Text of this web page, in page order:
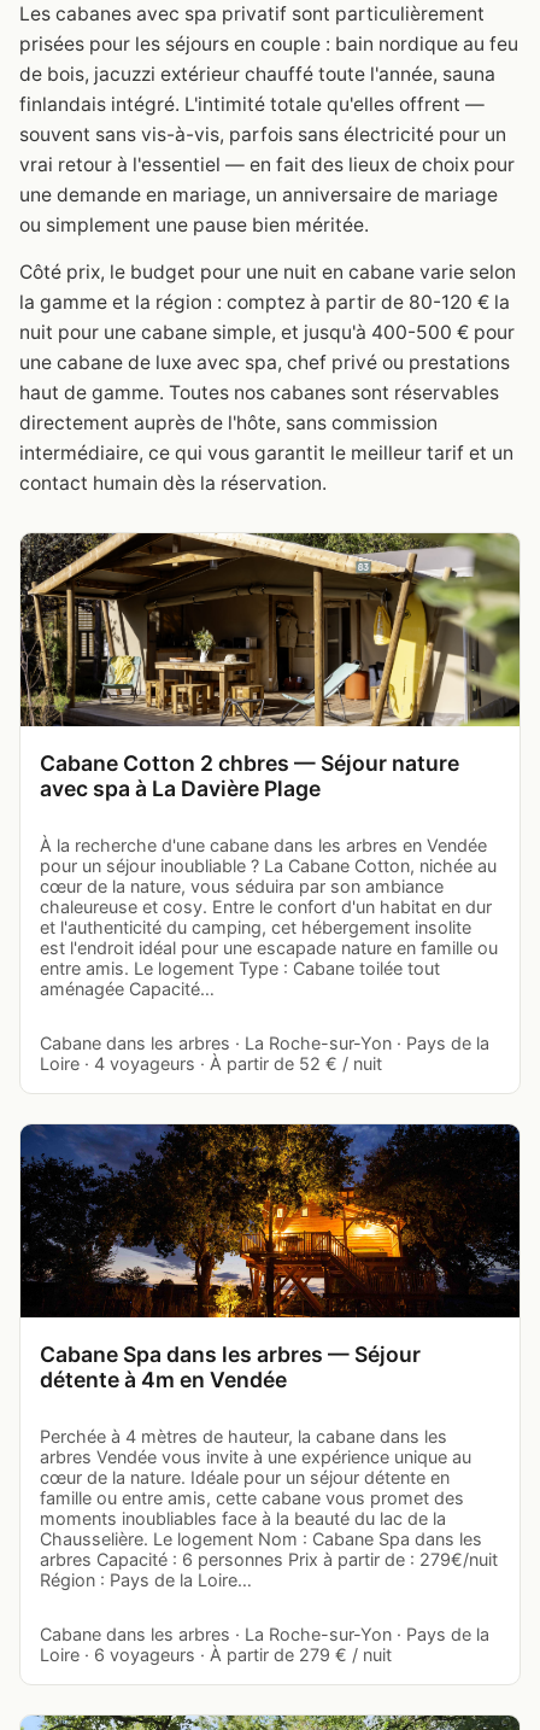
Les cabanes avec spa privatif sont particulièrement
prisées pour les séjours en couple : bain nordique au feu
de bois, jacuzzi extérieur chauffé toute l'année, sauna
finlandais intégré. L'intimité totale qu'elles offrent —
souvent sans vis-à-vis, parfois sans électricité pour un
vrai retour à l'essentiel — en fait des lieux de choix pour
une demande en mariage, un anniversaire de mariage
ou simplement une pause bien méritée.
Côté prix, le budget pour une nuit en cabane varie selon
la gamme et la région : comptez à partir de 80-120 € la
nuit pour une cabane simple, et jusqu'à 400-500 € pour
une cabane de luxe avec spa, chef privé ou prestations
haut de gamme. Toutes nos cabanes sont réservables
directement auprès de l'hôte, sans commission
intermédiaire, ce qui vous garantit le meilleur tarif et un
contact humain dès la réservation.
Cabane Cotton 2 chbres — Séjour nature
avec spa à La Davière Plage
À la recherche d'une cabane dans les arbres en Vendée
pour un séjour inoubliable ? La Cabane Cotton, nichée au
cœur de la nature, vous séduira par son ambiance
chaleureuse et cosy. Entre le confort d'un habitat en dur
et l'authenticité du camping, cet hébergement insolite
est l'endroit idéal pour une escapade nature en famille ou
entre amis. Le logement Type : Cabane toilée tout
aménagée Capacité…
Cabane dans les arbres · La Roche-sur-Yon · Pays de la
Loire · 4 voyageurs · À partir de 52 € / nuit
Cabane Spa dans les arbres — Séjour
détente à 4m en Vendée
Perchée à 4 mètres de hauteur, la cabane dans les
arbres Vendée vous invite à une expérience unique au
cœur de la nature. Idéale pour un séjour détente en
famille ou entre amis, cette cabane vous promet des
moments inoubliables face à la beauté du lac de la
Chausselière. Le logement Nom : Cabane Spa dans les
arbres Capacité : 6 personnes Prix à partir de : 279€/nuit
Région : Pays de la Loire…
Cabane dans les arbres · La Roche-sur-Yon · Pays de la
Loire · 6 voyageurs · À partir de 279 € / nuit